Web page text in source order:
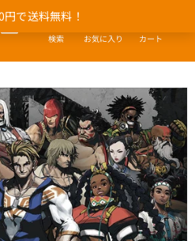
検索 お気に入り
ー
カート
で送料無料！